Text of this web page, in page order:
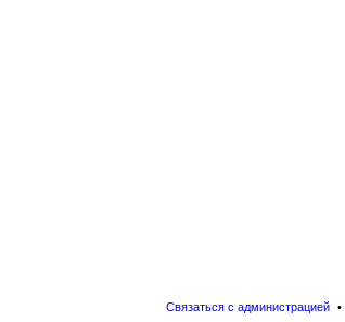
Связаться с администрацией